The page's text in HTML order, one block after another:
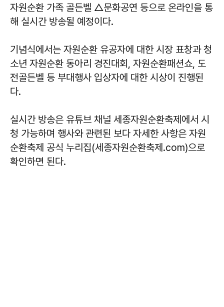
자원순환 가족 골든벨 △문화공연 등으로 온라인을 통
해 실시간 방송될 예정이다.
기념식에서는 자원순환 유공자에 대한 시장 표창과 청
소년 자원순환 동아리 경진대회, 자원순환패션쇼, 도
전골든벨 등 부대행사 입상자에 대한 시상이 진행된
다.
실시간 방송은 유튜브 채널 세종자원순환축제에서 시
청 가능하며 행사와 관련된 보다 자세한 사항은 자원
순환축제 공식 누리집(세종자원순환축제.com)으로
확인하면 된다.